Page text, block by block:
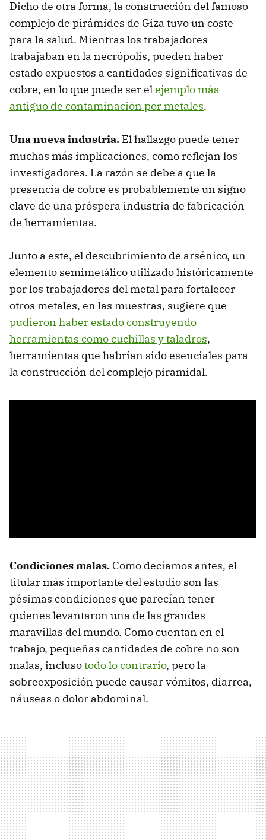
Dicho de otra forma, la construcción del famoso
complejo de pirámides de Giza tuvo un coste
para la salud. Mientras los trabajadores
trabajaban en la necrópolis, pueden haber
estado expuestos a cantidades significativas de
cobre, en lo que puede ser elejemplo más
antiguo de contaminación por metales.
Una nueva industria. El hallazgo puede tener
muchas más implicaciones, como reflejan los
investigadores. La razón se debe a que la
presencia de cobre es probablemente un signo
clave de una próspera industria de fabricación
de herramientas.
Junto a este, el descubrimiento de arsénico, un
elemento semimetálico utilizado históricamente
por los trabajadores del metal para fortalecer
otros metales, en las muestras, sugiere que
pudieron haber estado construyendo
herramientas como cuchillas y taladros,
herramientas que habrían sido esenciales para
la construcción del complejo piramidal.
Condiciones malas. Como decíamos antes, el
titular más importante del estudio son las
pésimas condiciones que parecían tener
quienes levantaron una de las grandes
maravillas del mundo. Como cuentan en el
trabajo, pequeñas cantidades de cobre no son
malas, inclusotodo lo contrario, pero la
sobreexposición puede causar vómitos, diarrea,
náuseas o dolor abdominal.